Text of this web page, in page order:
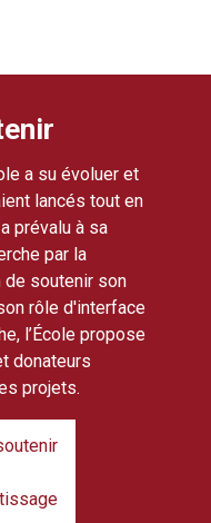
a su évoluer et
lancés tout en
prévalu à sa
par la
de soutenir son
rôle d'interface
l’École propose
donateurs
projets.